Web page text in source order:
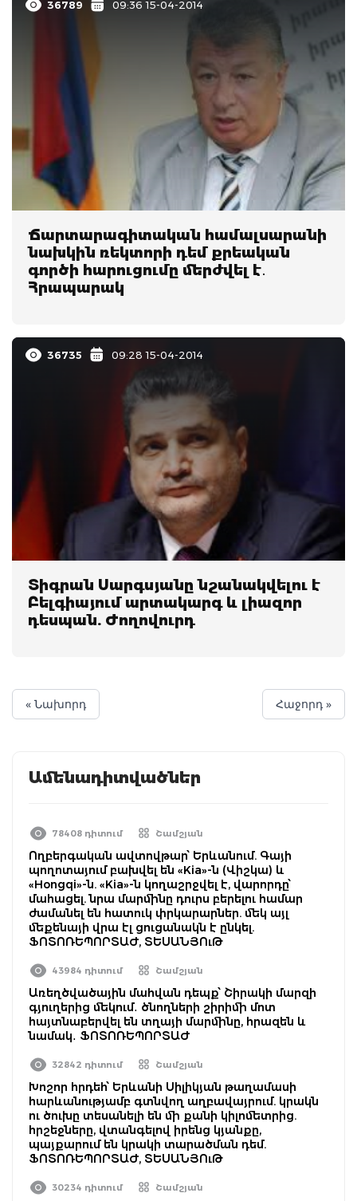
36789 09:36 15-04-2014
Ճարտարագիտական համալսարանի
նախկին ռեկտորի դեմ քրեական
գործի հարուցումը մերժվել է․
Հրապարակ
36735 09:28 15-04-2014
Տիգրան Սարգսյանը նշանակվելու է
Բելգիայում արտակարգ և լիազոր
դեսպան. Ժողովուրդ
« Նախորդ Հաջորդ »
Ամենադիտվածներ
78408 դիտում Շամշյան
Ողբերգական ավտովթար՝ Երևանում. Գայի
պողոտայում բախվել են «Kia»-ն (Վիշկա) և
«Hongqi»-ն. «Kia»-ն կողաշրջվել է, վարորդը՝
մահացել. նրա մարմինը դուրս բերելու համար
ժամանել են հատուկ փրկարարներ. մեկ այլ
մեքենայի վրա էլ ցուցանակն է ընկել.
ՖՈՏՈՌԵՊՈՐՏԱԺ, ՏԵՍԱՆՅՈւԹ
43984 դիտում Շամշյան
Առեղծվածային մահվան դեպք՝ Շիրակի մարզի
գյուղերից մեկում․ ծնողների շիրիմի մոտ
հայտնաբերվել են տղայի մարմինը, հրազեն և
նամակ․ ՖՈՏՈՌԵՊՈՐՏԱԺ
32842 դիտում Շամշյան
Խոշոր հրդեհ՝ Երևանի Սիլիկյան թաղամասի
հարևանությամբ գտնվող աղբավայրում. կրակն
ու ծուխը տեսանելի են մի քանի կիլոմետրից.
հրշեջները, վտանգելով իրենց կյանքը,
պայքարում են կրակի տարածման դեմ.
ՖՈՏՈՌԵՊՈՐՏԱԺ, ՏԵՍԱՆՅՈւԹ
30234 դիտում Շամշյան